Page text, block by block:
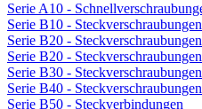
Serie A10 -
Serie B10 - Steckverschraubungen
Serie B20 - Steckverschraubungen
Serie B20 -
Serie B30 - Steckverschraubungen
Serie B40 - Steckverschraubungen
Serie B50 - Steckverbindungen